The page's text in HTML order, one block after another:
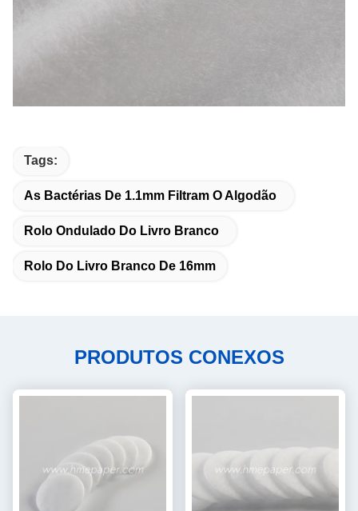
Tags:
As Bactérias De 1.1mm Filtram O Algodão
Rolo Ondulado Do Livro Branco
Rolo Do Livro Branco De 16mm
PRODUTOS CONEXOS